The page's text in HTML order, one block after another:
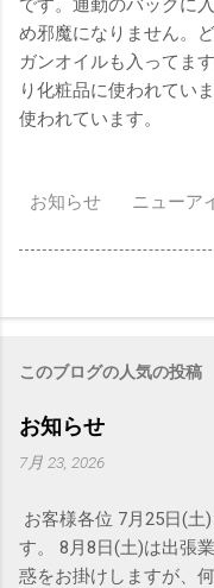
め邪魔になりません。
ガンオイルも入ってま
り化粧品に使われてい
使われています。
お知らせ ニューア
このブログの人気の投稿
お知らせ
7月 23, 2026
お客様各位 7月25日(土
す。 8月8日(土)は出張
惑をお掛けしますが、